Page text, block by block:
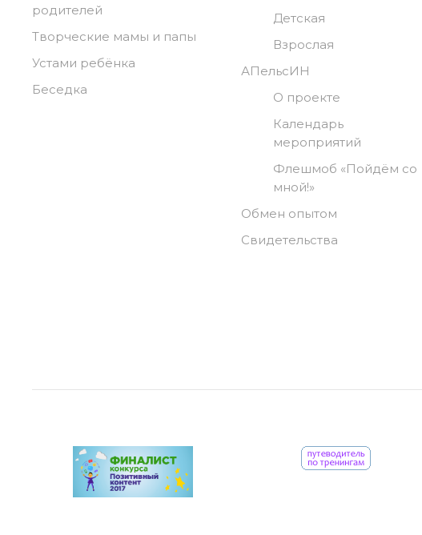
родителей
Творческие мамы и папы
Устами ребёнка
Беседка
Детская
Взрослая
АПельсИН
О проекте
Календарь
мероприятий
Флешмоб «Пойдём со
мной!»
Обмен опытом
Свидетельства